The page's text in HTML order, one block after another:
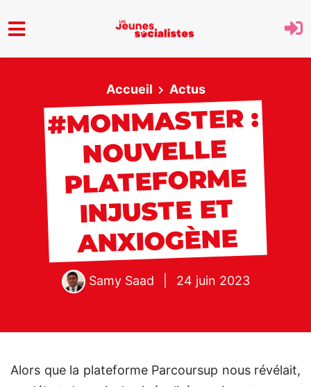
Accueil
Actus
#MONMASTER :
NOUVELLE
PLATEFORME
INJUSTE ET
ANXIOGÈNE
Samy Saad 24 juin 2023
Alors que la plateforme Parcoursup nous révélait,